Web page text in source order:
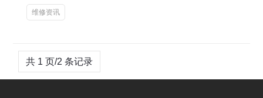
维修资讯
共 1 页/2 条记录